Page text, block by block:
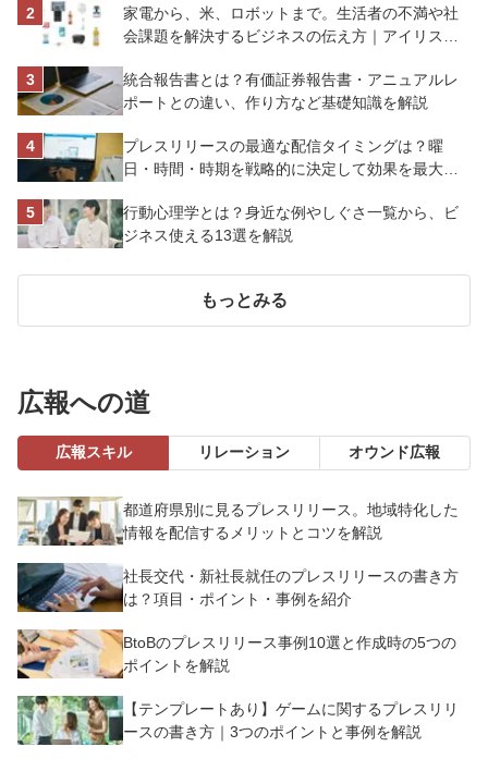
家電から、米、ロボットまで。生活者の不満や社
会課題を解決するビジネスの伝え方｜アイリスオ
統合報告書とは？有価証券報告書・アニュアルレ
ポートとの違い、作り方など基礎知識を解説
プレスリリースの最適な配信タイミングは？曜
日・時間・時期を戦略的に決定して効果を最大化
行動心理学とは？身近な例やしぐさ一覧から、ビ
ジネス使える13選を解説
もっとみる
広報への道
広報スキル リレーション オウンド広報
都道府県別に見るプレスリリース。地域特化した
情報を配信するメリットとコツを解説
社長交代・新社長就任のプレスリリースの書き方
は？項目・ポイント・事例を紹介
BtoBのプレスリリース事例10選と作成時の5つの
ポイントを解説
【テンプレートあり】ゲームに関するプレスリリ
ースの書き方｜3つのポイントと事例を解説